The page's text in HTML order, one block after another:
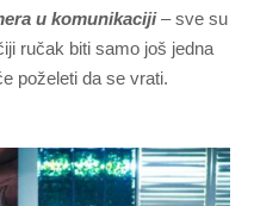
u komunikaciji– sve su
ručak biti samo još jedna
poželeti da se vrati.